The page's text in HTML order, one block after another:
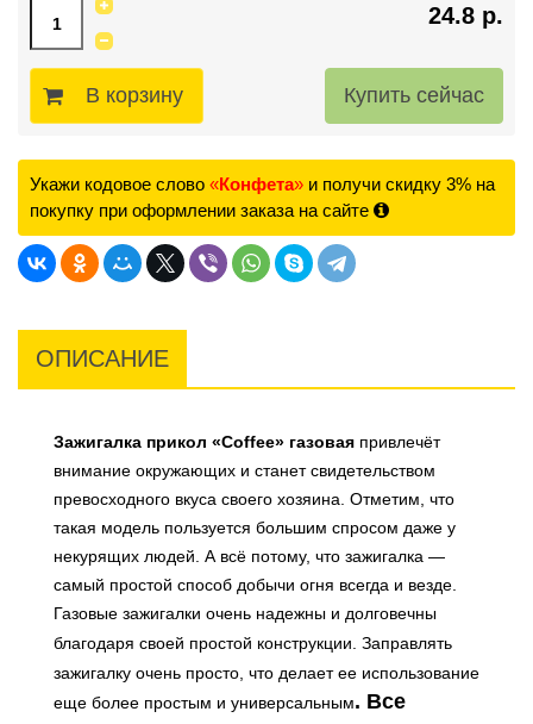
24.8 р.
В корзину
Укажи кодовое слово «Конфета» и получи скидку 3% на
покупку при оформлении заказа на сайте
ОПИСАНИЕ
Зажигалка прикол «Coffee» газовая привлечёт
внимание окружающих и станет свидетельством
превосходного вкуса своего хозяина. Отметим, что
такая модель пользуется большим спросом даже у
некурящих людей. А всё потому, что зажигалка —
самый простой способ добычи огня всегда и везде.
Газовые зажигалки очень надежны и долговечны
благодаря своей простой конструкции. Заправлять
зажигалку очень просто, что делает ее использование
еще более простым и универсальным. Все